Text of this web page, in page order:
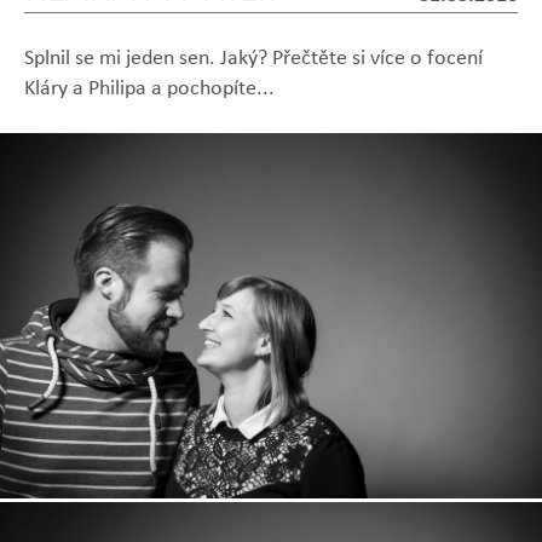
fotografii
fotografii
fotografii
fotografii
fotografii
Splnil se mi jeden sen. Jaký? Přečtěte si více o focení
Kláry a Philipa a pochopíte...